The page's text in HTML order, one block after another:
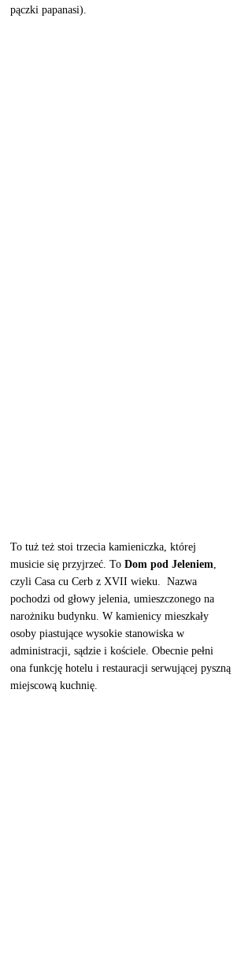
pączki papanasi).
To tuż też stoi trzecia kamieniczka, której
musicie się przyjrzeć. To Dom pod Jeleniem
czyli Casa cu Cerb z XVII wieku.  Nazwa
pochodzi od głowy jelenia, umieszczonego na
narożniku budynku. W kamienicy mieszkały
osoby piastujące wysokie stanowiska w
administracji, sądzie i kościele. Obecnie pełni
ona funkcję hotelu i restauracji serwującej pyszną
miejscową kuchnię.